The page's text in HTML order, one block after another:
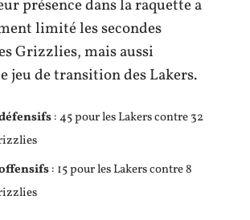
présence dans la raquette a
limité les secondes
Grizzlies, mais aussi
jeu de transition des Lakers.
: 45 pour les Lakers contre 32
: 15 pour les Lakers contre 8